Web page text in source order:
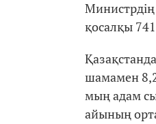
қосалқы
шамамен
мың адам
айының